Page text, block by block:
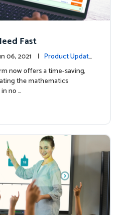
Fast
06, 2021 | Product Update
now offers a time-saving,
the mathematics
no …